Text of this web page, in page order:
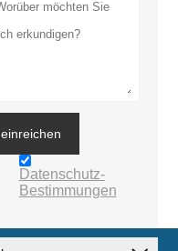
einreichen
Datenschutz-
Bestimmungen